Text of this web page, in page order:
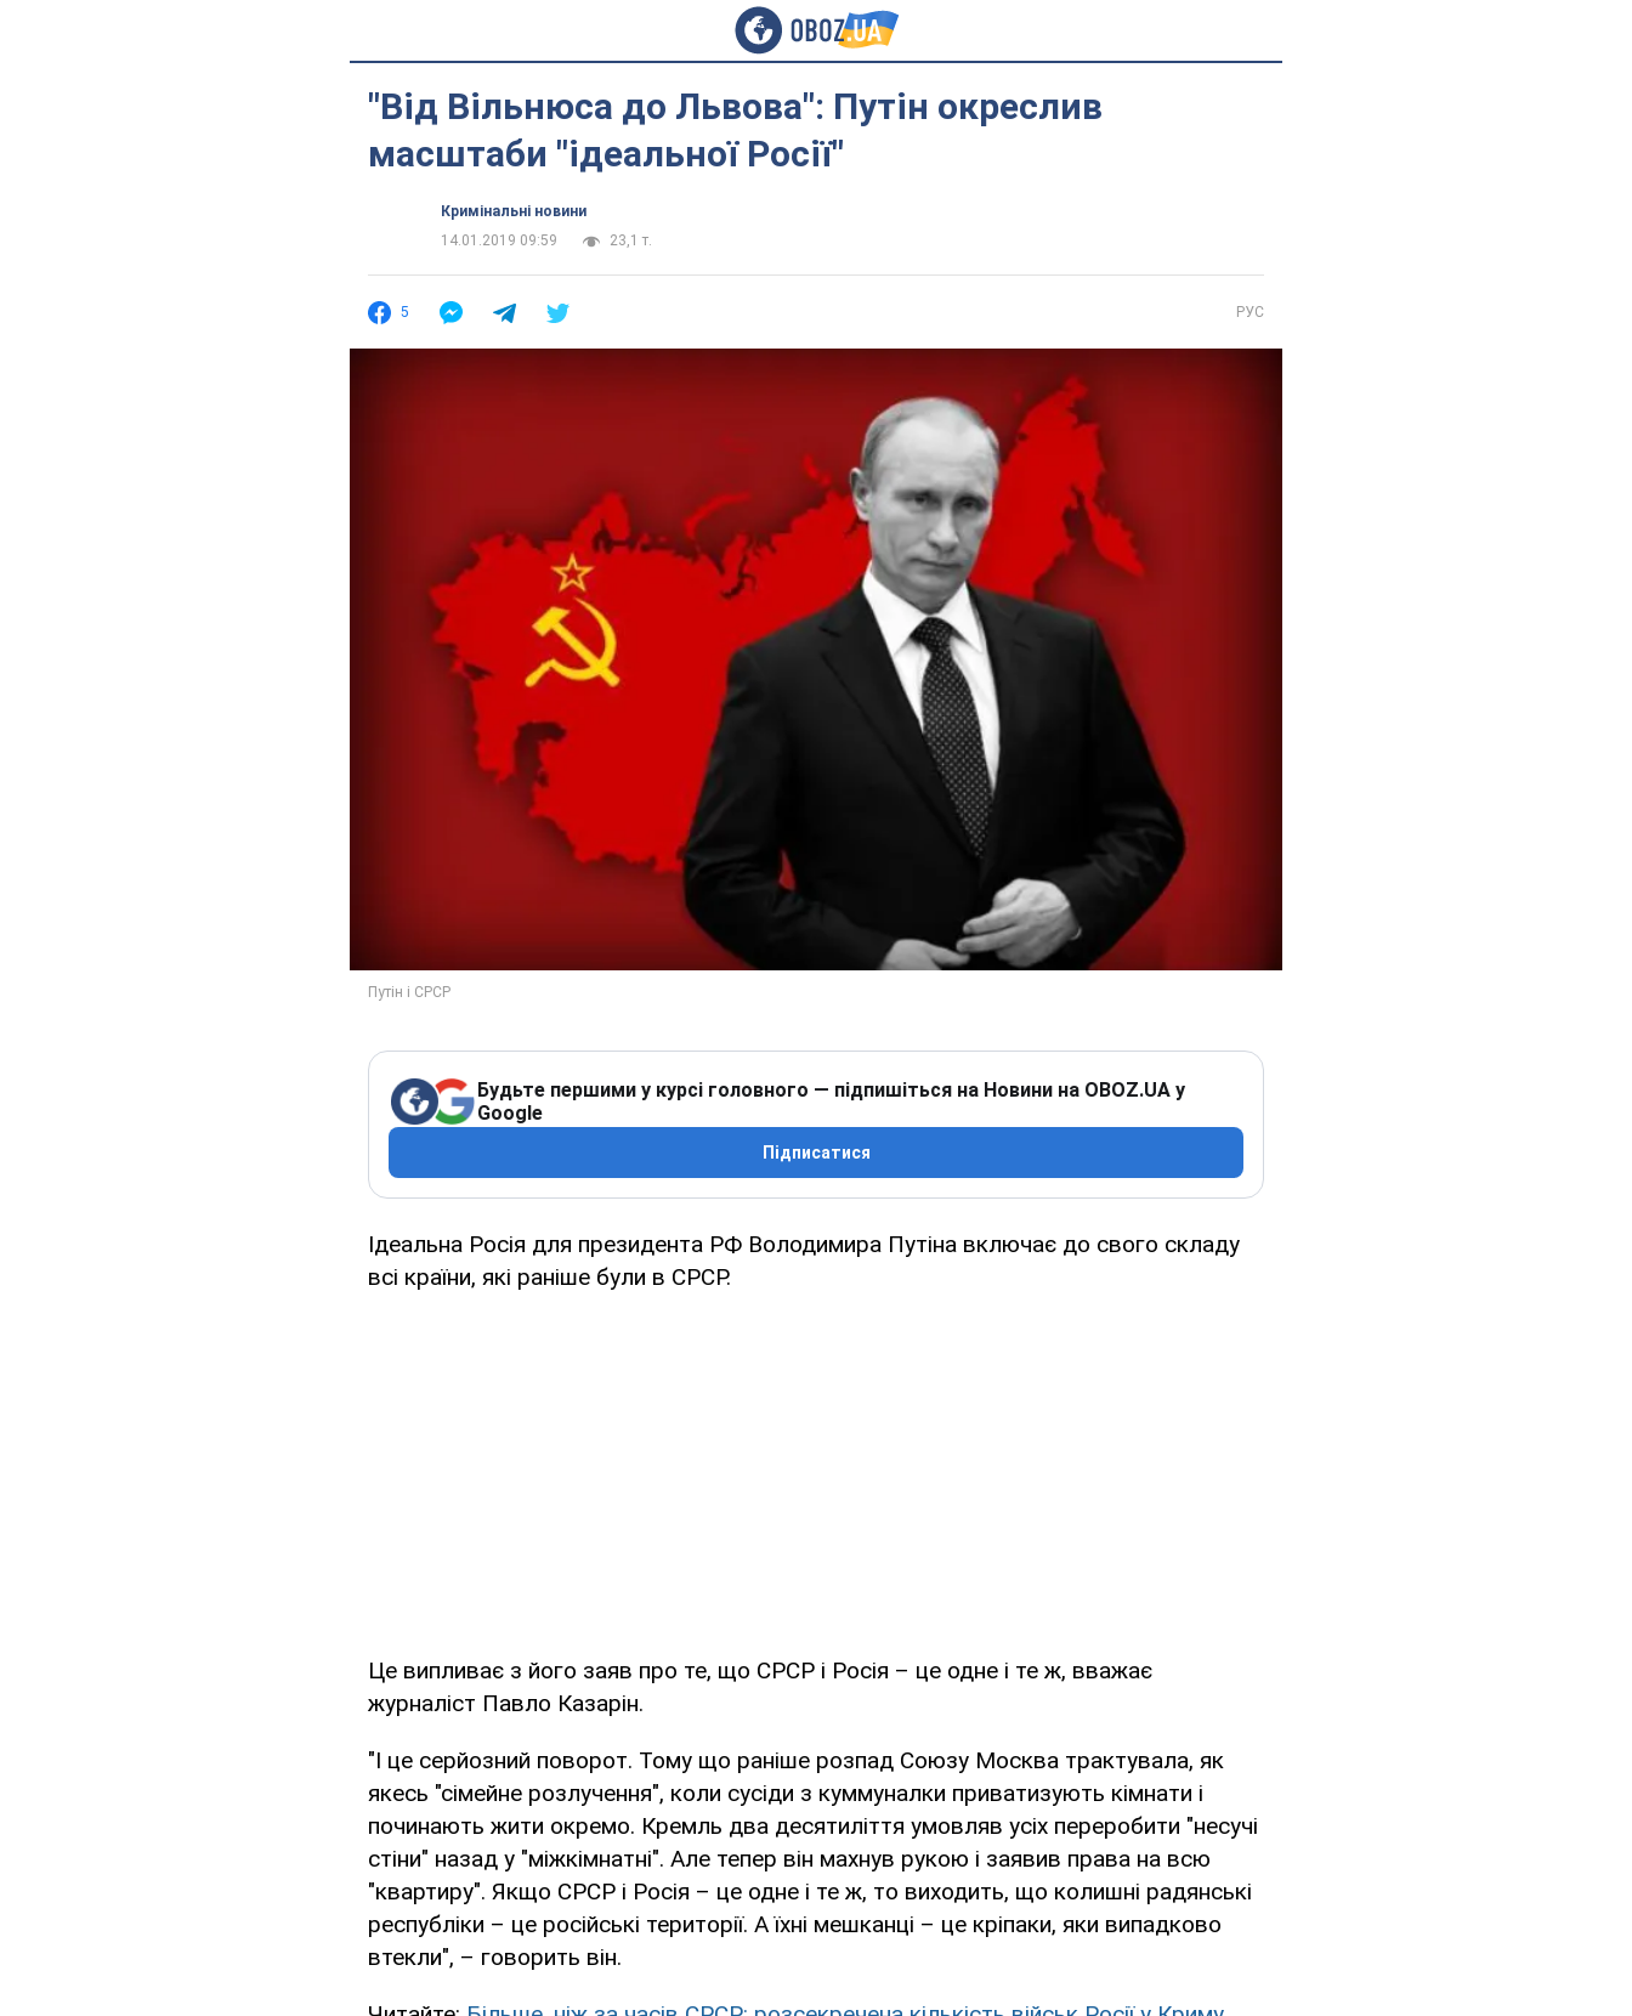
"Від Вільнюса до Львова": Путін окреслив
масштаби "ідеальної Росії"
Кримінальні новини
14.01.2019 09:59
23,1 т.
5 РУС
Будьте першими у курсі головного — підпишіться на Новини на OBOZ.UA у
Google
Підписатися
Ідеальна Росія для президента РФ Володимира Путіна включає до свого складу
всі країни, які раніше були в СРСР.
Це випливає з його заяв про те, що СРСР і Росія – це одне і те ж, вважає
журналіст Павло Казарін.
"І це серйозний поворот. Тому що раніше розпад Союзу Москва трактувала, як
якесь "сімейне розлучення", коли сусіди з куммуналки приватизують кімнати і
починають жити окремо. Кремль два десятиліття умовляв усіх переробити "несучі
стіни" назад у "міжкімнатні". Але тепер він махнув рукою і заявив права на всю
"квартиру". Якщо СРСР і Росія – це одне і те ж, то виходить, що колишні радянські
республіки – це російські території. А їхні мешканці – це кріпаки, яки випадково
втекли", – говорить він.